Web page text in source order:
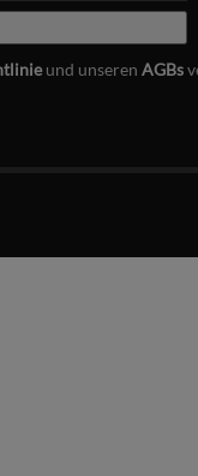
und unseren AGBs